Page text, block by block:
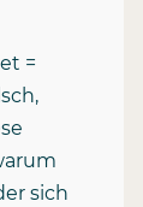
=
sich